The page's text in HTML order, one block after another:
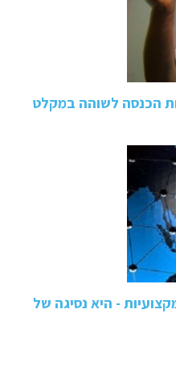
הכנסה לשוהה במקלט
- היא נסיגה של